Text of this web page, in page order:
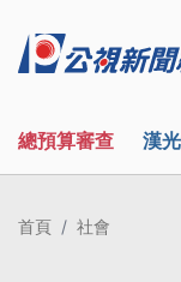
總預算審查 漢
首頁 社會